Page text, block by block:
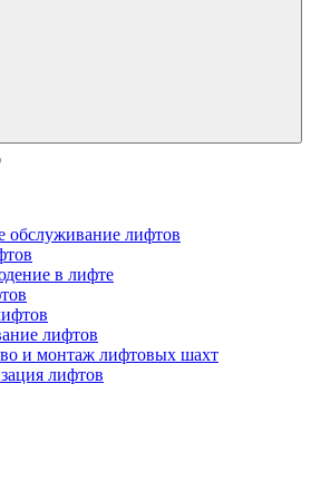
обслуживание лифтов
в лифте
лифтов
и монтаж лифтовых шахт
лифтов